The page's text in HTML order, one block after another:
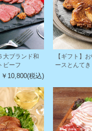
大ブランド和
ビーフ
￥10,800(税込)
【ギフト】
ースとんて